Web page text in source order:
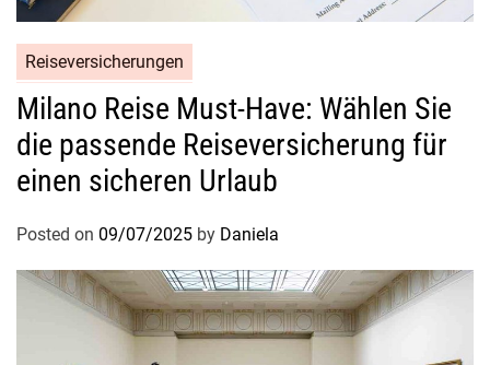
Reiseversicherungen
Milano Reise Must-Have: Wählen Sie
die passende Reiseversicherung für
einen sicheren Urlaub
Posted on 09/07/2025 by Daniela